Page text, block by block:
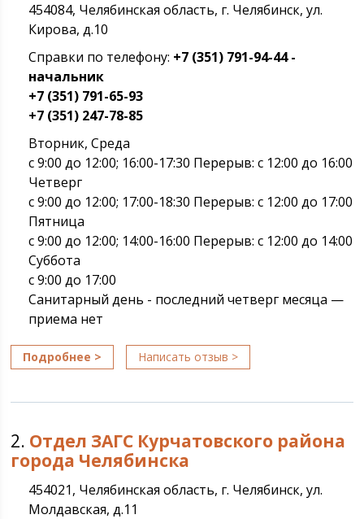
454084, Челябинская область, г. Челябинск, ул.
Кирова, д.10
Справки по телефону: +7 (351) 791-94-44 -
начальник
+7 (351) 791-65-93
+7 (351) 247-78-85
Вторник, Среда
с 9:00 до 12:00; 16:00-17:30 Перерыв: с 12:00 до 16:00
Четверг
с 9:00 до 12:00; 17:00-18:30 Перерыв: с 12:00 до 17:00
Пятница
с 9:00 до 12:00; 14:00-16:00 Перерыв: с 12:00 до 14:00
Суббота
с 9:00 до 17:00
Санитарный день - последний четверг месяца —
приема нет
Подробнее > Написать отзыв >
2. Отдел ЗАГС Курчатовского района
города Челябинска
454021, Челябинская область, г. Челябинск, ул.
Молдавская, д.11